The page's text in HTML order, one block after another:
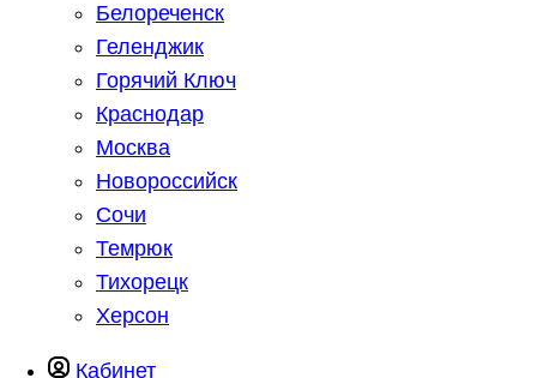
Белореченск
Геленджик
Горячий Ключ
Краснодар
Москва
Новороссийск
Сочи
Темрюк
Тихорецк
Херсон
Кабинет